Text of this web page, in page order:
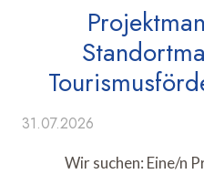
31.07.2026
Wir suchen: Eine/n